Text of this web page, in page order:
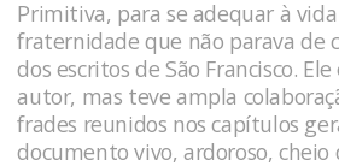
Primitiva, para se adequar à
fraternidade que não parava de
dos escritos de São Francisco.
autor, mas teve ampla
frades reunidos nos capítulos
documento vivo, ardoroso, cheio